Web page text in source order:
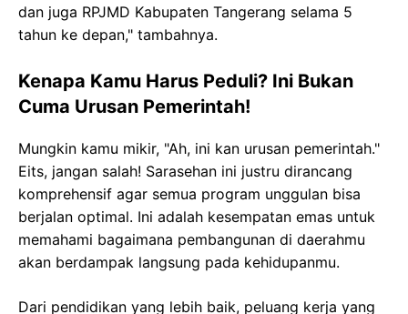
dan juga RPJMD Kabupaten Tangerang selama 5
tahun ke depan," tambahnya.
Kenapa Kamu Harus Peduli? Ini Bukan
Cuma Urusan Pemerintah!
Mungkin kamu mikir, "Ah, ini kan urusan pemerintah."
Eits, jangan salah! Sarasehan ini justru dirancang
komprehensif agar semua program unggulan bisa
berjalan optimal. Ini adalah kesempatan emas untuk
memahami bagaimana pembangunan di daerahmu
akan berdampak langsung pada kehidupanmu.
Dari pendidikan yang lebih baik, peluang kerja yang